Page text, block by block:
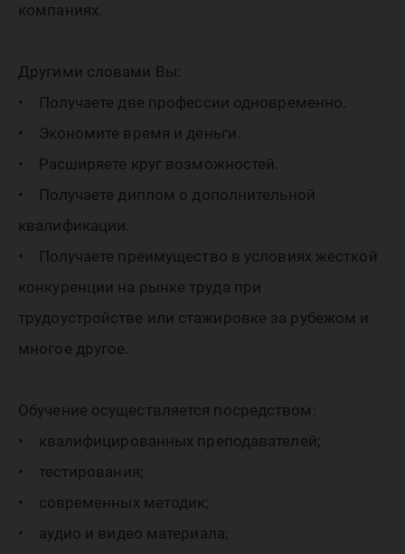
компаниях.
Другими словами Вы:
• Получаете две профессии одновременно.
• Экономите время и деньги.
• Расширяете круг возможностей.
• Получаете диплом о дополнительной
квалификации.
• Получаете преимущество в условиях жесткой
конкуренции на рынке труда при
трудоустройстве или стажировке за рубежом и
многое другое.
Обучение осуществляется посредством:
• квалифицированных преподавателей;
• тестирования;
• современных методик;
• аудио и видео материала;